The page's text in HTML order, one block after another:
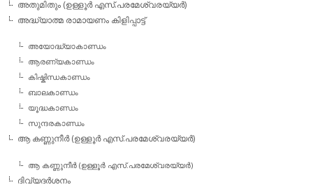
അതുമിതും (ഉള്ളൂര്‍ എസ്.പരമേശ്വരയ്യര്‍)
അദ്ധ്യാത്മ രാമായണം കിളിപ്പാട്ട്‌
അയോദ്ധ്യാകാണ്ഡം
ആരണ്യകാണ്ഡം
കിഷ്കിന്ധകാണ്ഡം
ബാലകാണ്ഡം
യൂദ്ധകാണ്ഡം
സുന്ദരകാണ്ഡം
ആ കണ്ണുനീര്‍ (ഉള്ളൂര്‍ എസ്.പരമേശ്വരയ്യര്‍)
ആ കണ്ണുനീര്‍ (ഉള്ളൂര്‍ എസ്.പരമേശ്വരയ്യര്‍)
ദിവ്യദര്‍ശനം